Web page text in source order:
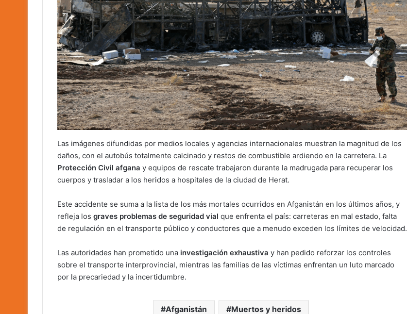
Las imágenes difundidas por medios locales y agencias internacionales muestran la magnitud de los
daños, con el autobús totalmente calcinado y restos de combustible ardiendo en la carretera. La
Protección Civil afgana y equipos de rescate trabajaron durante la madrugada para recuperar los
cuerpos y trasladar a los heridos a hospitales de la ciudad de Herat.
Este accidente se suma a la lista de los más mortales ocurridos en Afganistán en los últimos años, y
refleja los graves problemas de seguridad vial que enfrenta el país: carreteras en mal estado, falta
de regulación en el transporte público y conductores que a menudo exceden los límites de velocidad.
Las autoridades han prometido una investigación exhaustiva y han pedido reforzar los controles
sobre el transporte interprovincial, mientras las familias de las víctimas enfrentan un luto marcado
por la precariedad y la incertidumbre.
Afganistán Muertos y heridos